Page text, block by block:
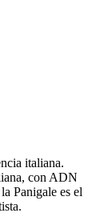
italiana.
con ADN
Panigale es el